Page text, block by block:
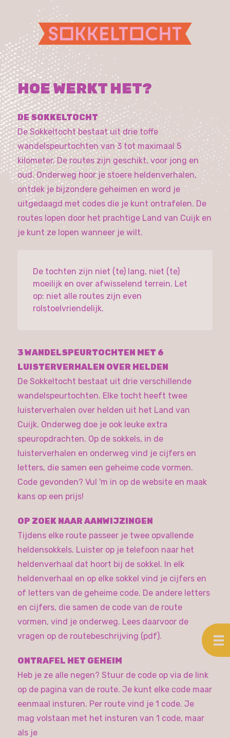
HOE WERKT HET?
DE SOKKELTOCHT
De Sokkeltocht bestaat uit drie toffe
wandelspeurtochten van 3 tot maximaal 5
kilometer. De routes zijn geschikt, voor jong en
oud. Onderweg hoor je stoere heldenverhalen,
ontdek je bijzondere geheimen en word je
uitgedaagd met codes die je kunt ontrafelen. De
routes lopen door het prachtige Land van Cuijk en
je kunt ze lopen wanneer je wilt.
De tochten zijn niet (te) lang, niet (te)
moeilijk en over afwisselend terrein. Let
op: niet alle routes zijn even
rolstoelvriendelijk.
3 WANDELSPEURTOCHTEN MET 6
LUISTERVERHALEN OVER HELDEN
De Sokkeltocht bestaat uit drie verschillende
wandelspeurtochten. Elke tocht heeft twee
luisterverhalen over helden uit het Land van
Cuijk. Onderweg doe je ook leuke extra
speuropdrachten. Op de sokkels, in de
luisterverhalen en onderweg vind je cijfers en
letters, die samen een geheime code vormen.
Code gevonden? Vul 'm in op de website en maak
kans op een prijs!
OP ZOEK NAAR AANWIJZINGEN
Tijdens elke route passeer je twee opvallende
heldensokkels. Luister op je telefoon naar het
heldenverhaal dat hoort bij de sokkel. In elk
heldenverhaal en op elke sokkel vind je cijfers en
of letters van de geheime code. De andere letters
en cijfers, die samen de code van de route
vormen, vind je onderweg. Lees daarvoor de
vragen op de routebeschrijving (pdf).
ONTRAFEL HET GEHEIM
Heb je ze alle negen? Stuur de code op via de link
op de pagina van de route. Je kunt elke code maar
eenmaal insturen. Per route vind je 1 code. Je
mag volstaan met het insturen van 1 code, maar
als je